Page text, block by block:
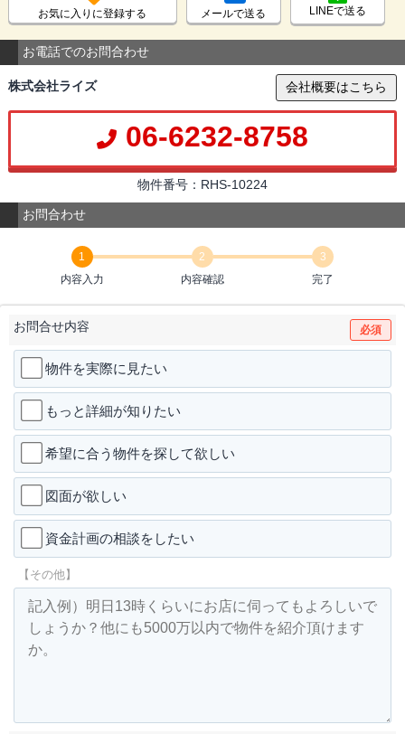
お気に入りに登録する メールで送る LINEで送る
お電話でのお問合わせ
株式会社ライズ 会社概要はこちら
06-6232-8758
物件番号：RHS-10224
お問合わせ
1
内容入力
2
内容確認
3
完了
お問合せ内容 必須
物件を実際に見たい
もっと詳細が知りたい
希望に合う物件を探して欲しい
図面が欲しい
資金計画の相談をしたい
【その他】